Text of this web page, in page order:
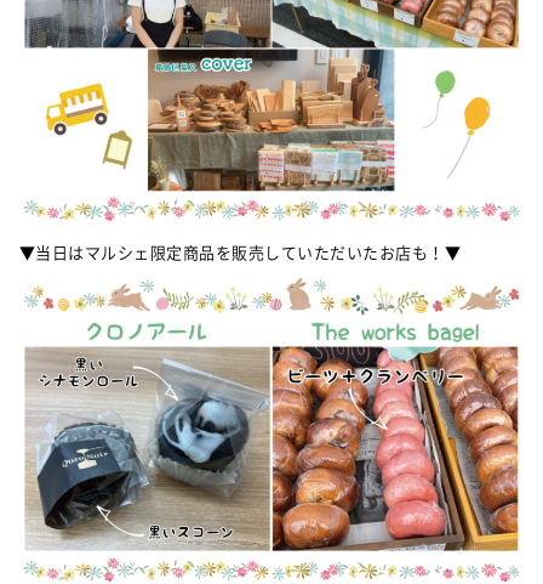
▼当日はマルシェ限定商品を販売していただいたお店も！▼